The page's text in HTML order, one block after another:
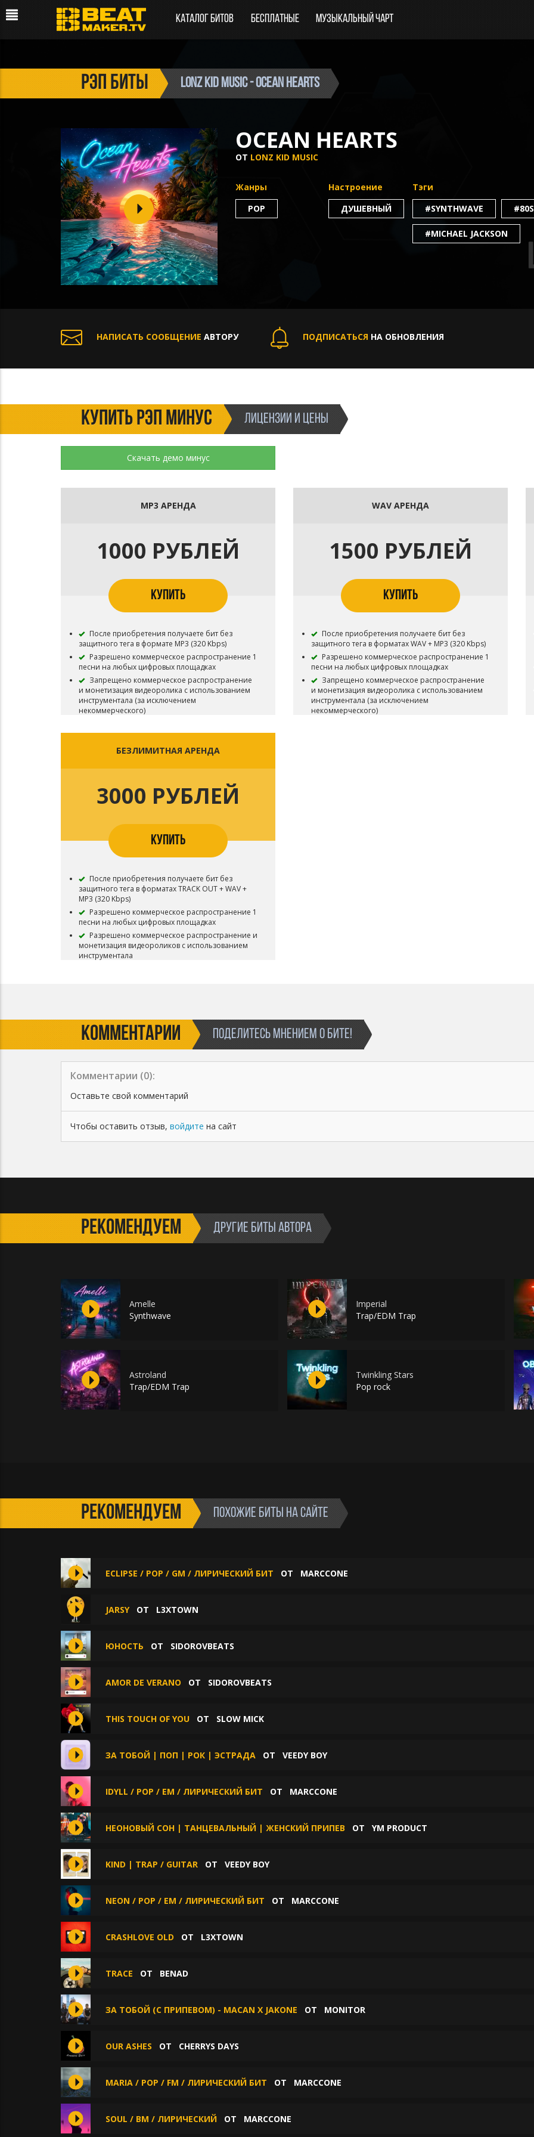
Каталог битов Бесплатные Музыкальный чарт
рэп биты Lonz Kid Music - Ocean Hearts
OCEAN HEARTS
ОТ LONZ KID MUSIC
Жанры
POP
Настроение
ДУШЕВНЫЙ
Тэги
#SYNTHWAVE
#80S
#MICHAEL JACKSON
НАПИСАТЬ СООБЩЕНИЕ АВТОРУ ПОДПИСАТЬСЯ НА ОБНОВЛЕНИЯ
КУПИТЬ РЭП МИНУС ЛИЦЕНЗИИ И ЦЕНЫ
Скачать демо минус
MP3 АРЕНДА
1000 РУБЛЕЙ
КУПИТЬ
После приобретения получаете бит без
защитного тега в формате MP3 (320 Kbps)
Разрешено коммерческое распространение 1
песни на любых цифровых площадках
Запрещено коммерческое распространение
и монетизация видеоролика с использованием
инструментала (за исключением
некоммерческого)
Запрещена коммерческая концертная
Content ID, разрешена только ручная загрузка на
личный канал
Бит остается в продаже
WAV АРЕНДА
1500 РУБЛЕЙ
КУПИТЬ
После приобретения получаете бит без
защитного тега в форматах WAV + MP3 (320 Kbps)
Разрешено коммерческое распространение 1
песни на любых цифровых площадках
Запрещено коммерческое распространение
и монетизация видеоролика с использованием
инструментала (за исключением
некоммерческого)
БЕЗЛИМИТНАЯ АРЕНДА
3000 РУБЛЕЙ
КУПИТЬ
После приобретения получаете бит без
защитного тега в форматах TRACK OUT + WAV +
MP3 (320 Kbps)
Разрешено коммерческое распространение 1
песни на любых цифровых площадках
Разрешено коммерческое распространение и
монетизация видеороликов с использованием
инструментала
Запрещена регистрация в системе Youtube
Content ID, разрешена только ручная загрузка на
личный канал
Бит остается в продаже
КОММЕНТАРИИ ПОДЕЛИТЕСЬ МНЕНИЕМ О БИТЕ!
Комментарии (0):
Оставьте свой комментарий
Чтобы оставить отзыв, войдите на сайт
РЕКОМЕНДУЕМ ДРУГИЕ БИТЫ АВТОРА
Amelle
Synthwave
Imperial
Trap/EDM Trap
Astroland
Trap/EDM Trap
Twinkling Stars
Pop rock
РЕКОМЕНДУЕМ ПОХОЖИЕ БИТЫ НА САЙТЕ
ECLIPSE / POP / GM / ЛИРИЧЕСКИЙ БИТ ОТ MARCCONE
JARSYОТ L3XTOWN
ЮНОСТЬ ОТ SIDOROVBEATS
AMOR DE VERANO ОТ SIDOROVBEATS
THIS TOUCH OF YOU ОТ SLOW MICK
ЗА ТОБОЙ | ПОП | РОК | ЭСТРАДА ОТ VEEDY BOY
IDYLL / POP / EM / ЛИРИЧЕСКИЙ БИТ ОТ MARCCONE
НЕОНОВЫЙ СОН | ТАНЦЕВАЛЬНЫЙ | ЖЕНСКИЙ ПРИПЕВ ОТ YM PRODUCT
KIND | TRAP / GUITAR ОТ VEEDY BOY
NEON / POP / EM / ЛИРИЧЕСКИЙ БИТ ОТ MARCCONE
СRASHLOVE OLD ОТ L3XTOWN
TRACE ОТ BENAD
ЗА ТОБОЙ (С ПРИПЕВОМ) - MACAN X JAKONE ОТ MONITOR
OUR ASHES ОТ CHERRYS DAYS
MARIA / POP / FM / ЛИРИЧЕСКИЙ БИТ ОТ MARCCONE
SOUL / BM / ЛИРИЧЕСКИЙ ОТ MARCCONE